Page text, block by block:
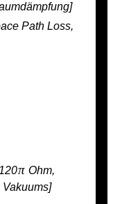
Path Loss,
π Ohm,